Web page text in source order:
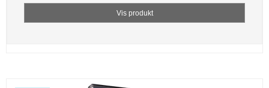
Vis produkt